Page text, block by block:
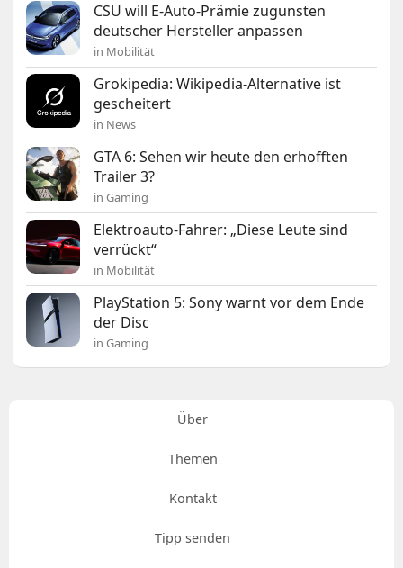
CSU will E-Auto-Prämie zugunsten
deutscher Hersteller anpassen
in Mobilität
Grokipedia: Wikipedia-Alternative ist
gescheitert
in News
GTA 6: Sehen wir heute den erhofften
Trailer 3?
in Gaming
Elektroauto-Fahrer: „Diese Leute sind
verrückt“
in Mobilität
PlayStation 5: Sony warnt vor dem Ende
der Disc
in Gaming
Über
Themen
Kontakt
Tipp senden